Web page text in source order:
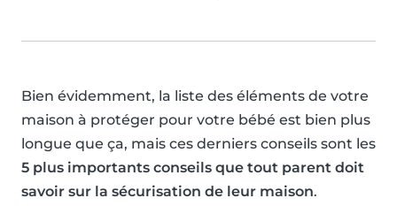
Bien évidemment, la liste des éléments de votre
maison à protéger pour votre bébé est bien plus
longue que ça, mais ces derniers conseils sont les
5 plus importants conseils que tout parent doit
savoir sur la sécurisation de leur maison.